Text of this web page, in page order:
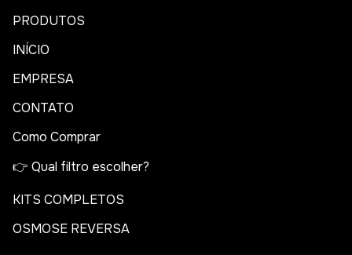
PRODUTOS
INÍCIO
EMPRESA
CONTATO
Como Comprar
👉 Qual filtro escolher?
KITS COMPLETOS
OSMOSE REVERSA